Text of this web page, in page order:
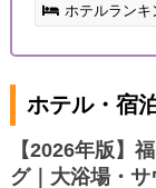
ホテルランキ
ホテル・宿
【2026年版】
グ｜大浴場・